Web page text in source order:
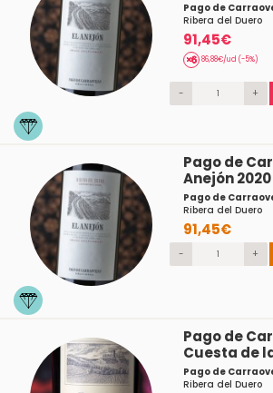
Pago de
Ribera del Duero
91,45€
86,88€/ud (-5%)
- +
Pago de
Anejón 2020
Pago de
Ribera del Duero
91,45€
- +
Pago de
Cuesta de
Pago de
Ribera del Duero